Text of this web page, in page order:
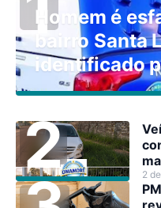
Homem é
bairro Santa
identificado
2